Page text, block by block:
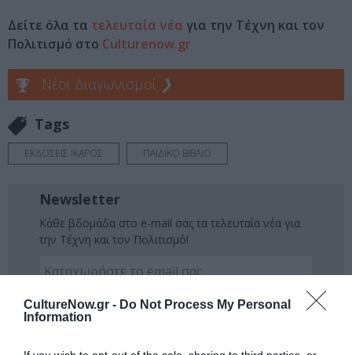
CultureNow.gr - Do Not Process My Personal
Information
Δείτε όλα τα τελευταία νέα για την Τέχνη και τον
Πολιτισμό στο Culturenow.gr
Νέοι Διαγωνισμοί ❯
Tags
ΕΚΔΟΣΕΙΣ ΙΚΑΡΟΣ ΠΑΙΔΙΚΟ ΒΙΒΛΙΟ
Newsletter
Κάθε βδομάδα στο e-mail σας τα τελευταία νέα για
την Τέχνη και τον Πολιτισμό!